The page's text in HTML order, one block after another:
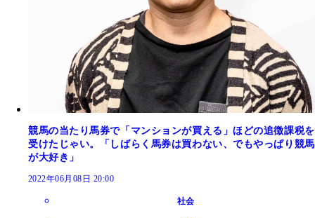
競馬の当たり馬券で「マンションが買える」ほどの追徴課税を
受けたじゃい。「しばらく馬券は買わない、でもやっぱり競馬
が大好き」
2022年06月08日 20:00
社会